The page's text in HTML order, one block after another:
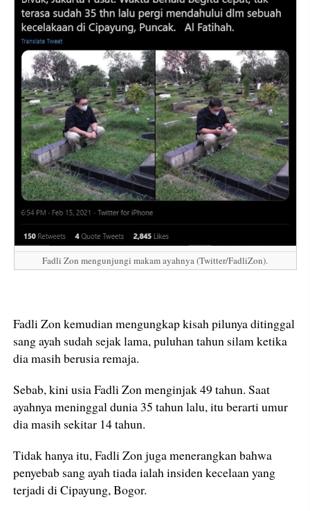
Fadli Zon mengunjungi makam ayahnya (Twitter/FadliZon).
Fadli Zon kemudian mengungkap kisah pilunya ditinggal
sang ayah sudah sejak lama, puluhan tahun silam ketika
dia masih berusia remaja.
Sebab, kini usia Fadli Zon menginjak 49 tahun. Saat
ayahnya meninggal dunia 35 tahun lalu, itu berarti umur
dia masih sekitar 14 tahun.
Tidak hanya itu, Fadli Zon juga menerangkan bahwa
penyebab sang ayah tiada ialah insiden kecelaan yang
terjadi di Cipayung, Bogor.